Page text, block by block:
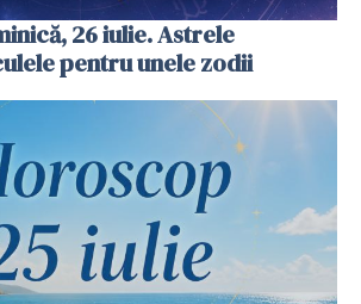
26 iulie. Astrele
pentru unele zodii